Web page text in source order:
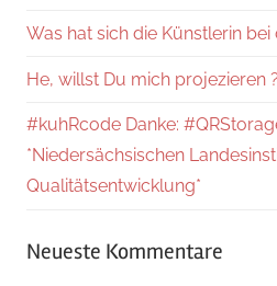
Was hat sich die Künstlerin
He, willst Du mich projezieren ?
#kuhRcode Danke:
*Niedersächsischen
Qualitätsentwicklung*
Neueste Kommentare